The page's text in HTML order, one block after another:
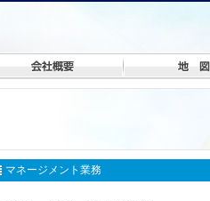
マネージメント業務